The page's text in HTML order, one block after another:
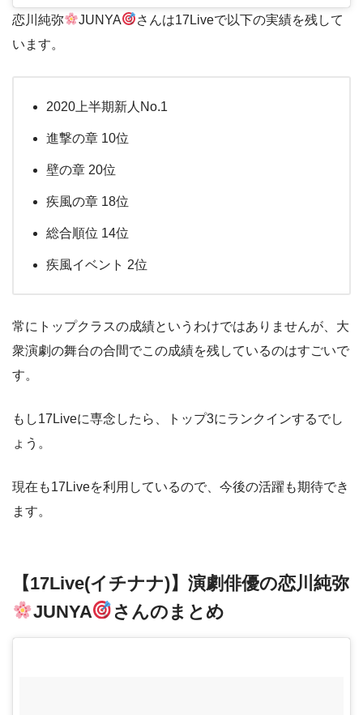
恋川純弥 JUNYA
さんは17Liveで以下の実績を残して
います。
2020上半期新人No.1
進撃の章 10位
壁の章 20位
疾風の章 18位
総合順位 14位
疾風イベント 2位
常にトップクラスの成績というわけではありませんが、大
衆演劇の舞台の合間でこの成績を残しているのはすごいで
す。
もし17Liveに専念したら、トップ3にランクインするでし
ょう。
現在も17Liveを利用しているので、今後の活躍も期待でき
ます。
【17Live(イチナナ)】演劇俳優の恋川純弥
JUNYA
さんのまとめ